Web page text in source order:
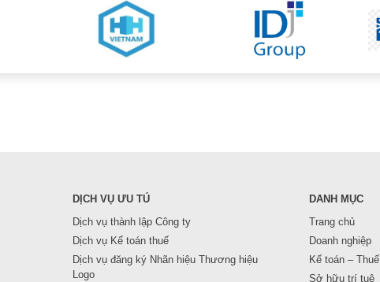
DỊCH VỤ ƯU TÚ
Dịch vụ thành lập Công ty
Dịch vụ Kế toán thuế
Dịch vụ đăng ký Nhãn hiệu Thương hiệu
Logo
DANH MỤC
Trang chủ
Doanh nghiệp
Kế toán – Thuế
Sở hữu trí tuệ